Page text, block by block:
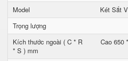
Model
Két Sắt
Trọng lượng
Kích thước ngoài ( C * R
* S ) mm
Cao 650